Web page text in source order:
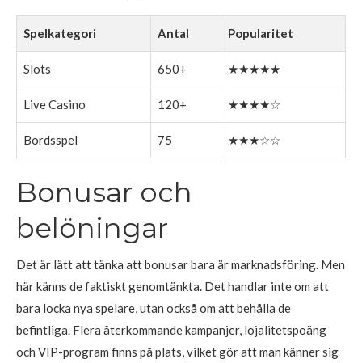
Spelkategori Antal Popularitet
Slots 650+ ★★★★★
Live Casino 120+ ★★★★☆
Bordsspel 75 ★★★☆☆
Bonusar och
belöningar
Det är lätt att tänka att bonusar bara är marknadsföring. Men
här känns de faktiskt genomtänkta. Det handlar inte om att
bara locka nya spelare, utan också om att behålla de
befintliga. Flera återkommande kampanjer, lojalitetspoäng
och VIP-program finns på plats, vilket gör att man känner sig